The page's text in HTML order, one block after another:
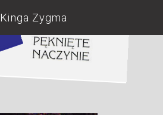
Kinga Zygma